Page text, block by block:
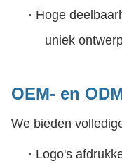
· Hoge
uniek
OEM- en
We bieden
· Logo's